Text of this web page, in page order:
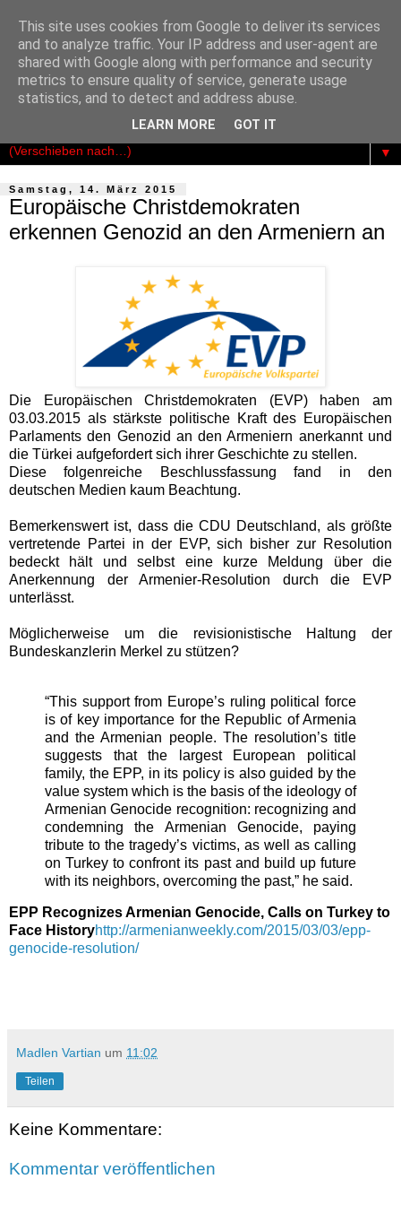
Der Kosmopolit
Das publizistische Netzwerk für Freiheit - Demokratie -
Rechtsstaatlichkeit
▼
Samstag, 14. März 2015
Europäische Christdemokraten
erkennen Genozid an den Armeniern an
Die Europäischen Christdemokraten (EVP) haben am
03.03.2015 als stärkste politische Kraft des Europäischen
Parlaments den Genozid an den Armeniern anerkannt und
die Türkei aufgefordert sich ihrer Geschichte zu stellen.
Diese folgenreiche Beschlussfassung fand in den
deutschen Medien kaum Beachtung.
Bemerkenswert ist, dass die CDU Deutschland, als größte
vertretende Partei in der EVP, sich bisher zur Resolution
bedeckt hält und selbst eine kurze Meldung über die
Anerkennung der Armenier-Resolution durch die EVP
unterlässt.
Möglicherweise um die revisionistische Haltung der
Bundeskanzlerin Merkel zu stützen?
“This support from Europe’s ruling political force
is of key importance for the Republic of Armenia
and the Armenian people. The resolution’s title
suggests that the largest European political
family, the EPP, in its policy is also guided by the
value system which is the basis of the ideology of
Armenian Genocide recognition: recognizing and
condemning the Armenian Genocide, paying
tribute to the tragedy’s victims, as well as calling
on Turkey to confront its past and build up future
with its neighbors, overcoming the past,” he said.
EPP Recognizes Armenian Genocide, Calls on Turkey to
Face Historyhttp://armenianweekly.com/2015/03/03/epp-
genocide-resolution/
Madlen Vartian um 11:02
Teilen
Keine Kommentare:
Kommentar veröffentlichen
This site uses cookies from Google to deliver its services
and to analyze traffic. Your IP address and user-agent are
shared with Google along with performance and security
metrics to ensure quality of service, generate usage
statistics, and to detect and address abuse.
LEARN MORE GOT IT